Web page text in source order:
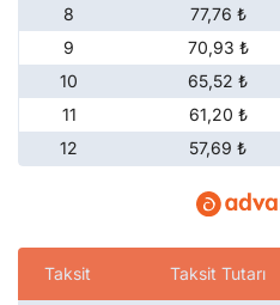
8
77,76 ₺
9
70,93 ₺
10
65,52 ₺
11
61,20 ₺
12
57,69 ₺
Taksit Taksit Tutarı